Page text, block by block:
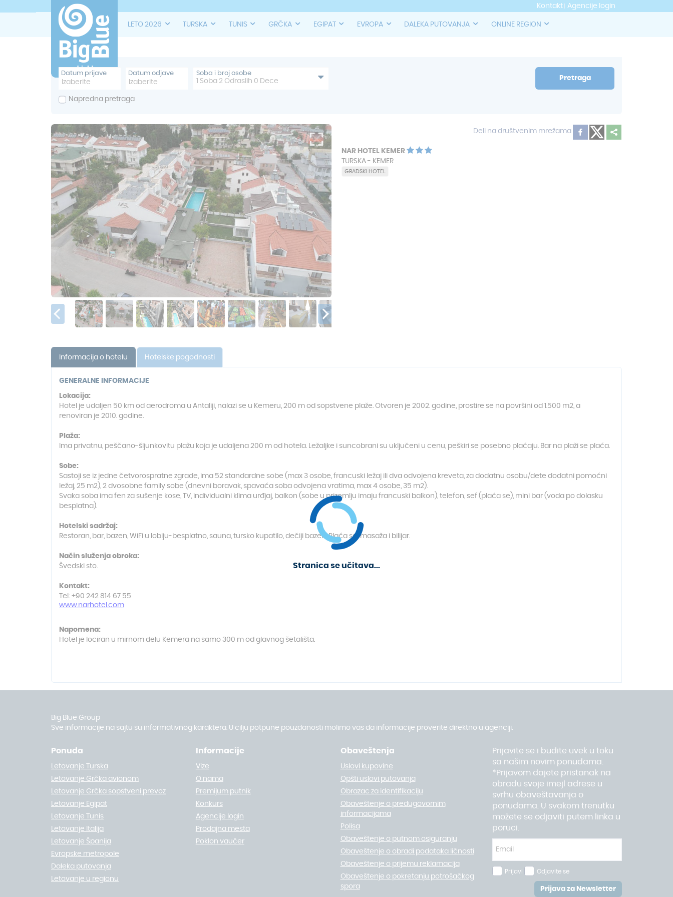
Kontakt Agencije login
LETO 2026 TURSKA TUNIS GRČKA EGIPAT EVROPA DALEKA PUTOVANJA ONLINE REGION
Datum prijave Datum odjave Soba i broj osobe
Soba 2 Odraslih 0 Dece Pretraga
Napredna pretraga
Deli na društvenim mrežama
NAR HOTEL KEMER
TURSKA - KEMER
GRADSKI HOTEL
Informacija o hotelu Hotelske pogodnosti
GENERALNE INFORMACIJE
Lokacija:
Hotel je udaljen 50 km od aerodroma u Antaliji, nalazi se u Kemeru, 200 m od sopstvene plaže. Otvoren je 2002. godine, prostire se na površini od 1.500 m2, a
renoviran je 2010. godine.
Plaža:
Ima privatnu, peščano-šljunkovitu plažu koja je udaljena 200 m od hotela. Ležaljke i suncobrani su uključeni u cenu, peškiri se posebno plaćaju. Bar na plaži se plaća.
Sobe:
Sastoji se iz jedne četvorospratne zgrade, ima 52 standardne sobe (max 3 osobe, francuski ležaj ili dva odvojena kreveta, za dodatnu osobu/dete dodatni pomoćni
ležaj, 25 m2), 2 dvosobne family sobe (dnevni boravak, spavaća soba odvojena vratima, max 4 osobe, 35 m2).
Svaka soba ima fen za sušenje kose, TV, individualni klima urđjaj, balkon (sobe u prizemlju imaju francuski balkon), telefon, sef (plaća se), mini bar (voda po dolasku
besplatna).
Hotelski sadržaj:
Restoran, bar, bazen, WiFi u lobiju-besplatno, sauna, tursko kupatilo, dečiji bazen. Plaća se: masaža i bilijar.
Način služenja obroka:
Švedski sto.
Kontakt:
Tel: +90 242 814 67 55
www.narhotel.com
Napomena:
Hotel je lociran u mirnom delu Kemera na samo 300 m od glavnog šetališta.
Big Blue Group
Sve informacije na sajtu su informativnog karaktera. U cilju potpune pouzdanosti molimo vas da informacije proverite direktno u agenciji.
Ponuda
Letovanje Turska
Letovanje Grčka avionom
Letovanje Grčka sopstveni prevoz
Letovanje Egipat
Letovanje Tunis
Letovanje Italija
Letovanje Španija
Evropske metropole
Daleka putovanja
Letovanje u regionu
Informacije
Vize
O nama
Premijum putnik
Konkurs
Agencije login
Prodajna mesta
Poklon vaučer
Obaveštenja
Uslovi kupovine
Opšti uslovi putovanja
Obrazac za identifikaciju
Obaveštenje o predugovornim
informacijama
Polisa
Obaveštenje o putnom osiguranju
Obaveštenje o obradi podataka ličnosti
Obaveštenje o prijemu reklamacija
Obaveštenje o pokretanju potrošačkog
spora
Prijavite se i budite uvek u toku
sa našim novim ponudama.
*Prijavom dajete pristanak na
obradu svoje imejl adrese u
svrhu obaveštavanja o
ponudama. U svakom trenutku
možete se odjaviti putem linka u
poruci.
Prijavi Odjavite se
Prijava za Newsletter
Stranica se učitava...